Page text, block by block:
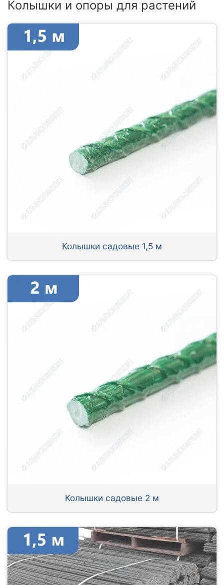
Колышки и опоры для растений
Колышки садовые 1,5 м
Колышки садовые 2 м